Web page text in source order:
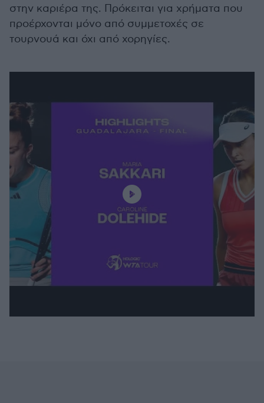
στην καριέρα της. Πρόκειται για χρήματα που
προέρχονται μόνο από συμμετοχές σε
τουρνουά και όχι από χορηγίες.